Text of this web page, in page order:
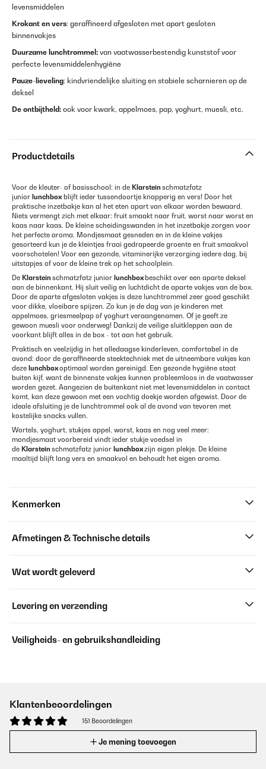
levensmiddelen
Krokant en vers: geraffineerd afgesloten met apart gesloten
binnenvakjes
Duurzame lunchtrommel: van vaatwasserbestendig kunststof voor
perfecte levensmiddelenhygiëne
Pauze-lieveling: kindvriendelijke sluiting en stabiele scharnieren op de
deksel
De ontbijtheld: ook voor kwark, appelmoes, pap, yoghurt, muesli, etc.
Productdetails
Voor de kleuter- of basisschool: in de Klarstein schmatzfatz
junior lunchbox blijft ieder tussendoortje knapperig en vers! Door het
praktische inzetbakje kan al het eten apart van elkaar worden bewaard.
Niets vermengt zich met elkaar: fruit smaakt naar fruit, worst naar worst en
kaas naar kaas. De kleine scheidingswanden in het inzetbakje zorgen voor
het perfecte aroma. Mondjesmaat gesneden en in de kleine vakjes
gesorteerd kun je de kleintjes fraai gedrapeerde groente en fruit smaakvol
voorschotelen! Voor een gezonde, vitaminerijke verzorging iedere dag, bij
uitstapjes of voor de kleine trek op het schoolplein.
De Klarstein schmatzfatz junior lunchbox beschikt over een aparte deksel
aan de binnenkant. Hij sluit veilig en luchtdicht de aparte vakjes van de box.
Door de aparte afgesloten vakjes is deze lunchtrommel zeer goed geschikt
voor dikke, vloeibare spijzen. Zo kun je de dag van je kinderen met
appelmoes, griesmeelpap of yoghurt veraangenamen. Of je geeft ze
gewoon muesli voor onderweg! Dankzij de veilige sluitkleppen aan de
voorkant blijft alles in de box - tot aan het gebruik.
Praktisch en veelzijdig in het alledaagse kinderleven, comfortabel in de
avond: door de geraffineerde steektechniek met de uitneembare vakjes kan
deze lunchboxoptimaal worden gereinigd. Een gezonde hygiëne staat
buiten kijf, want de binnenste vakjes kunnen probleemloos in de vaatwasser
worden gezet. Aangezien de buitenkant niet met levensmiddelen in contact
komt, kan deze gewoon met een vochtig doekje worden afgewist. Door de
ideale afsluiting je de lunchtrommel ook al de avond van tevoren met
kostelijke snacks vullen.
Wortels, yoghurt, stukjes appel, worst, kaas en nog veel meer:
mondjesmaat voorbereid vindt ieder stukje voedsel in
de Klarstein schmatzfatz junior lunchboxzijn eigen plekje. De kleine
maaltijd blijft lang vers en smaakvol en behoudt het eigen aroma.
Kenmerken
Afmetingen & Technische details
Wat wordt geleverd
Levering en verzending
Veiligheids- en gebruikshandleiding
Klantenbeoordelingen
151 Beoordelingen
Je mening toevoegen